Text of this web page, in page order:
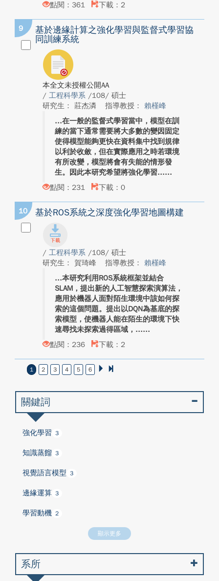
點閱：361
下載：2
9
基於邊緣計算之強化學習與監督式學習協
同訓練系統
本全文未授權公開AA
/ 工程科學系 /108/ 碩士
研究生： 莊杰潾
指導教授： 賴槿峰
在一般的監督式學習當中，模型在訓
練的當下通常需要將大多數的變因固定
使得模型能夠更快在資料集中找到規律
以利於收斂，但在實際應用之時若環境
有所改變，模型將會有失能的情形發
生。因此本研究希望將強化學習...
點閱：231
下載：0
10 基於ROS系統之深度強化學習地圖構建
/ 工程科學系 /108/ 碩士
研究生： 賀琦峰
指導教授： 賴槿峰
本研究利用ROS系統框架並結合
SLAM，提出新的人工智慧探索演算法，
應用於機器人面對陌生環境中該如何探
索的這個問題。提出以DQN為基底的探
索模型，使機器人能在陌生的環境下快
速尋找未探索過得區域，...
點閱：236
下載：2
1 2 3 4 5 6
關鍵詞
強化學習 3
知識蒸餾 3
視覺語言模型 3
邊緣運算 3
學習動機 2
顯示更多
系所